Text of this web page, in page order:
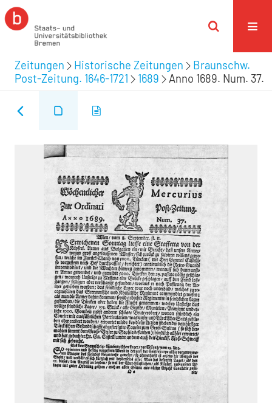
Zeitungen Historische Zeitungen
Braunschw.
Post-Zeitung. 1646-1721
1689 Anno 1689. Num. 37.